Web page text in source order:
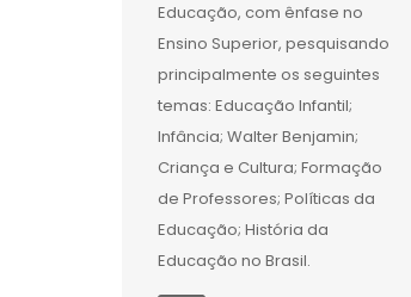
Educação, com ênfase no
Ensino Superior, pesquisando
principalmente os seguintes
temas: Educação Infantil;
Infância; Walter Benjamin;
Criança e Cultura; Formação
de Professores; Políticas da
Educação; História da
Educação no Brasil.